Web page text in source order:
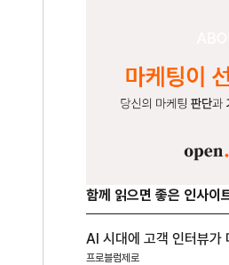
함께 읽으면 좋은 인사이
AI 시대에 고객 인터뷰가
프로블럼제로